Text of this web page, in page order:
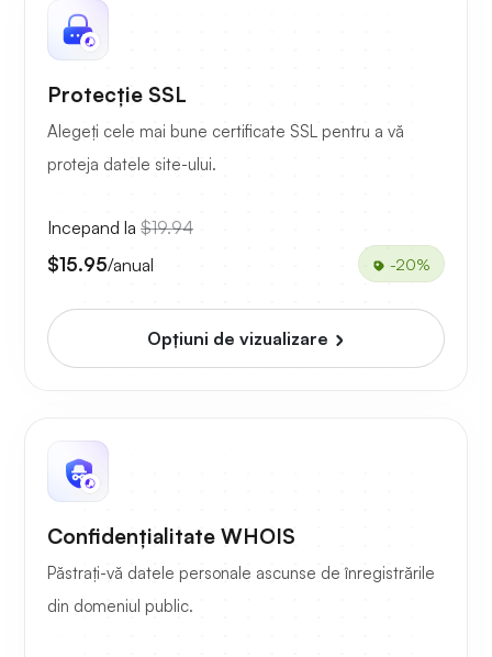
Protecție SSL
Alegeți cele mai bune certificate SSL pentru a vă
proteja datele site-ului.
Incepand la $19.94
$15.95/anual -20%
Opțiuni de vizualizare
Confidențialitate WHOIS
Păstrați-vă datele personale ascunse de înregistrările
din domeniul public.